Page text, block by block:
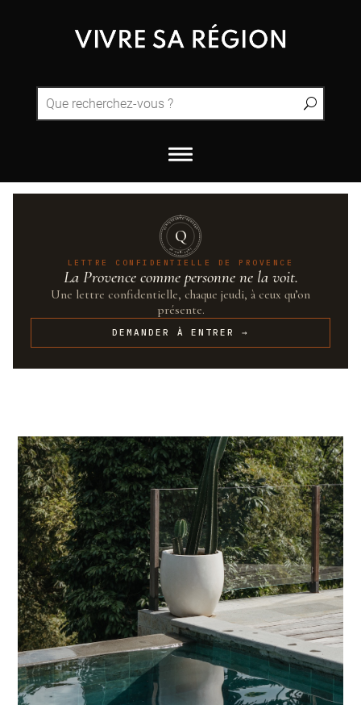
QUINTESSENCE·PROVENCE
UN·SUR·CENT
Q
LETTRE CONFIDENTIELLE DE PROVENCE
La Provence comme personne ne la voit.
Une lettre confidentielle, chaque jeudi, à ceux qu’on
présente.
DEMANDER À ENTRER →